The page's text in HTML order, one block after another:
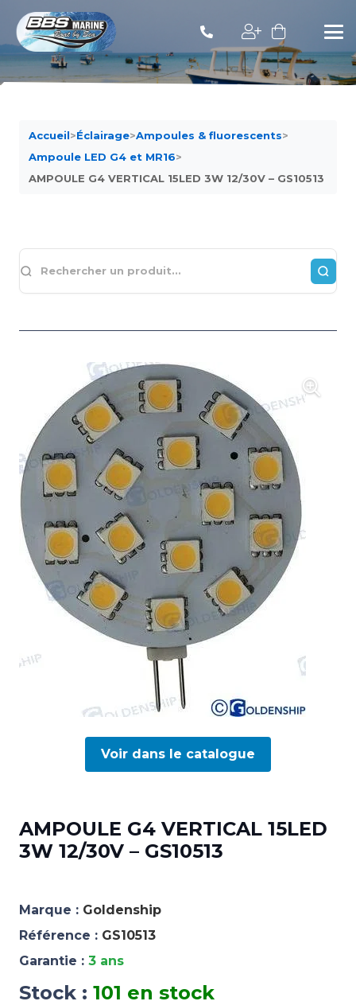
Accueil>Éclairage>Ampoules & fluorescents>
Ampoule LED G4 et MR16>
AMPOULE G4 VERTICAL 15LED 3W 12/30V – GS10513
Voir dans le catalogue
AMPOULE G4 VERTICAL 15LED
3W 12/30V – GS10513
Marque : Goldenship
Référence : GS10513
Garantie : 3 ans
Stock : 101 en stock